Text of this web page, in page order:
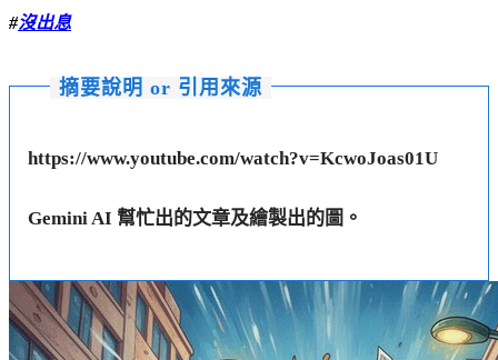
#沒出息
摘要說明 or 引用來源
https://www.youtube.com/watch?v=KcwoJoas01U
Gemini AI 幫忙出的文章及繪製出的圖。